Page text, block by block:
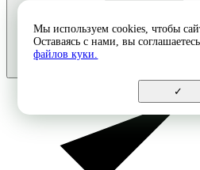
Мы используем cookies, чтобы
Оставаясь с нами, вы
файлов куки.
✓